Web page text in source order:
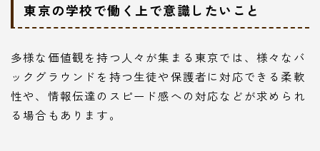
東京の学校で働く上で意識したいこと
多様な価値観を持つ人々が集まる東京では、様々なバ
ックグラウンドを持つ生徒や保護者に対応できる柔軟
性や、情報伝達のスピード感への対応などが求められ
る場合もあります。